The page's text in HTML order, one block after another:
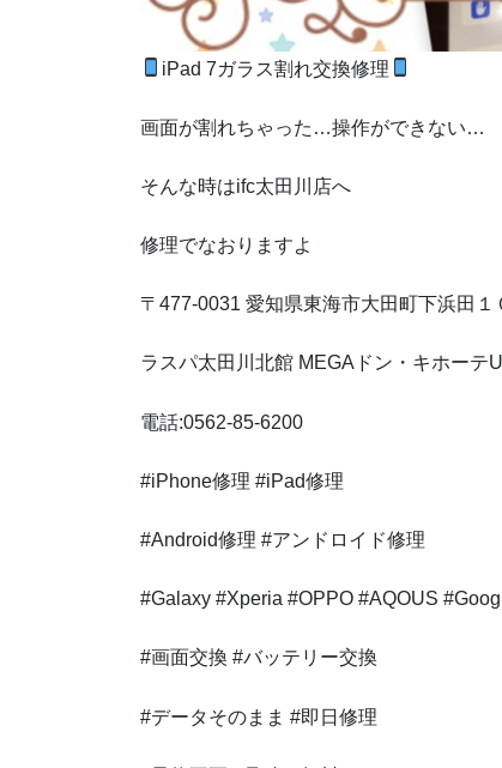
iPad 7ガラス割れ交換修理
画面が割れちゃった…操作ができない…
そんな時はifc太田川店へ
修理でなおりますよ
〒477-0031 愛知県東海市大田町下浜田１
ラスパ太田川北館 MEGAドン・キホーテ
電話:0562-85-6200
#iPhone修理 #iPad修理
#Android修理 #アンドロイド修理
#Galaxy #Xperia #OPPO #AQOUS
#画面交換 #バッテリー交換
#データそのまま #即日修理